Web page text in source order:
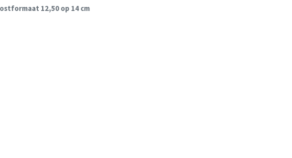
12,50 op 14 cm